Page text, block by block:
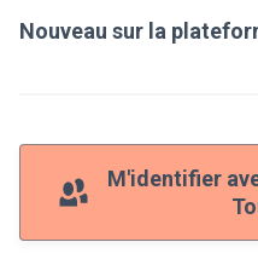
Nouveau sur la
M'identifier